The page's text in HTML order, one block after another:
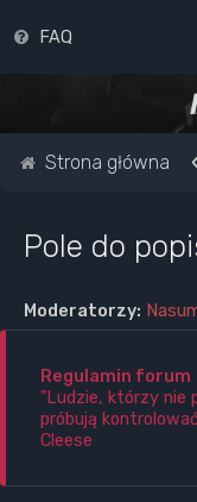
FAQ
Strona główna
Pole do
Moderatorzy:
Regulamin forum
"Ludzie, którzy nie
próbują
Cleese